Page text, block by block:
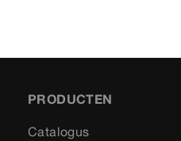
PRODUCTEN
Catalogus